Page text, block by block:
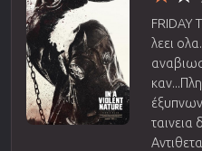
FRIDAY
λεει
ταινεια